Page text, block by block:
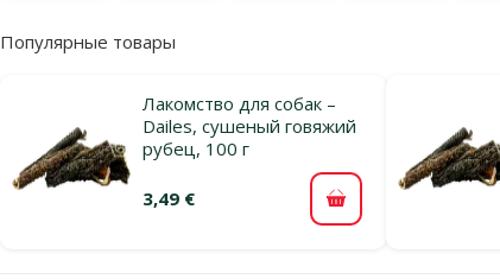
Популярные товары
Лакомство для собак –
Dailes, сушеный говяжий
рубец, 100 г
3,49 € В корзину